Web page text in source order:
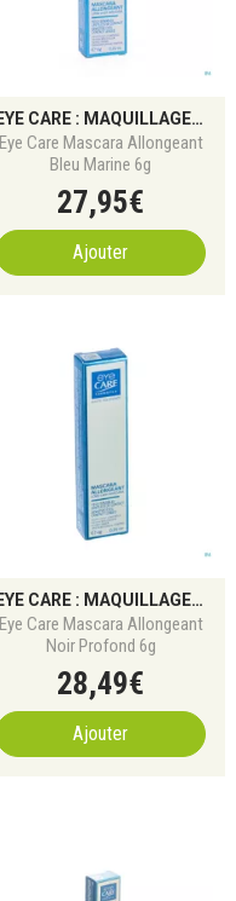
EYE CARE : MAQUILLAGE POUR YEUX SENSIBLES ET ALLERGIQUES
Eye Care Mascara Allongeant
Bleu Marine 6g
27,95€
Ajouter
EYE CARE : MAQUILLAGE POUR YEUX SENSIBLES ET ALLERGIQUES
Eye Care Mascara Allongeant
Noir Profond 6g
28,49€
Ajouter